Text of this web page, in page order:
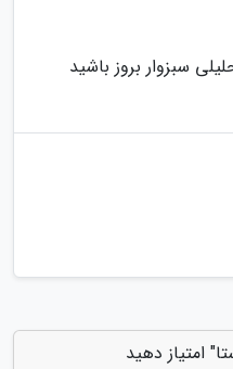
سبزوار بروز باشید
امتیاز دهید